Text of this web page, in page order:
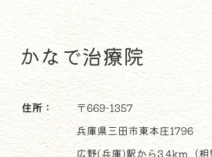
かなで治療院
住所： 〒669-1357
兵庫県三田市東本庄1796
広野(兵庫)駅から3.4km（相